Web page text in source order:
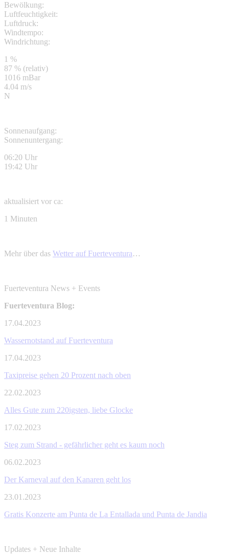
Bewölkung:
Luftfeuchtigkeit:
Luftdruck:
Windtempo:
Windrichtung:
1 %
87 % (relativ)
1016 mBar
4.04 m/s
N
Sonnenaufgang:
Sonnenuntergang:
06:20 Uhr
19:42 Uhr
aktualisiert vor ca:
1 Minuten
Mehr über das Wetter auf Fuerteventura…
Fuerteventura News + Events
Fuerteventura Blog:
17.04.2023
Wassernotstand auf Fuerteventura
17.04.2023
Taxipreise gehen 20 Prozent nach oben
22.02.2023
Alles Gute zum 220igsten, liebe Glocke
17.02.2023
Steg zum Strand - gefährlicher geht es kaum noch
06.02.2023
Der Karneval auf den Kanaren geht los
23.01.2023
Gratis Konzerte am Punta de La Entallada und Punta de Jandia
Updates + Neue Inhalte